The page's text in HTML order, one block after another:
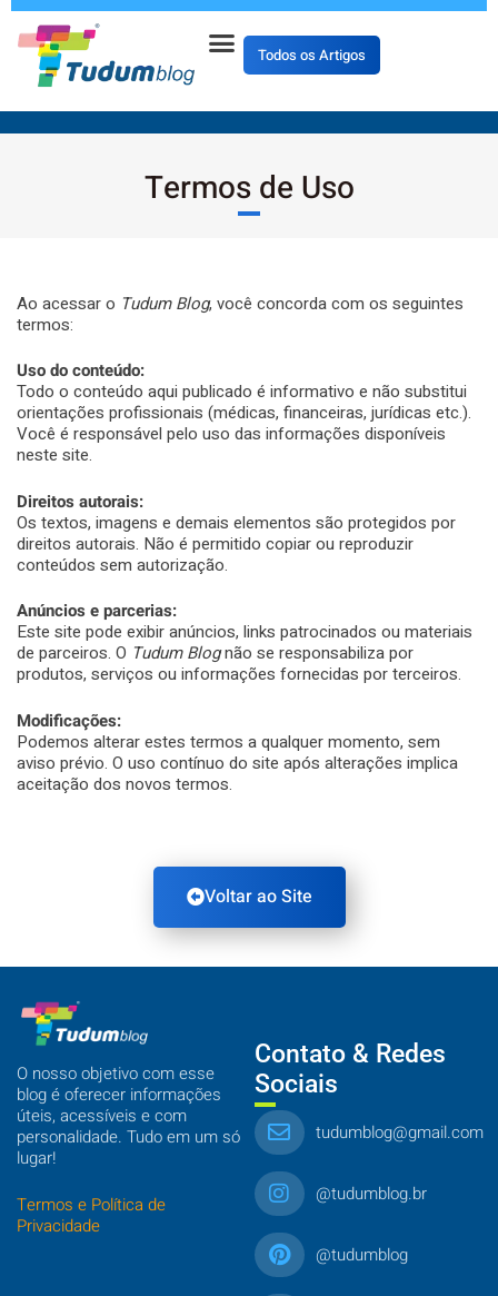
Todos os Artigos
Termos de Uso
Ao acessar o Tudum Blog, você concorda com os seguintes
termos:
Uso do conteúdo:
Todo o conteúdo aqui publicado é informativo e não substitui
orientações profissionais (médicas, financeiras, jurídicas etc.).
Você é responsável pelo uso das informações disponíveis
neste site.
Direitos autorais:
Os textos, imagens e demais elementos são protegidos por
direitos autorais. Não é permitido copiar ou reproduzir
conteúdos sem autorização.
Anúncios e parcerias:
Este site pode exibir anúncios, links patrocinados ou materiais
de parceiros. O Tudum Blognão se responsabiliza por
produtos, serviços ou informações fornecidas por terceiros.
Modificações:
Podemos alterar estes termos a qualquer momento, sem
aviso prévio. O uso contínuo do site após alterações implica
aceitação dos novos termos.
Voltar ao Site
O nosso objetivo com esse
blog é oferecer informações
úteis, acessíveis e com
personalidade. Tudo em um só
lugar!
Termos e Política de
Privacidade
Contato & Redes
Sociais
tudumblog@gmail.com
@tudumblog.br
@tudumblog